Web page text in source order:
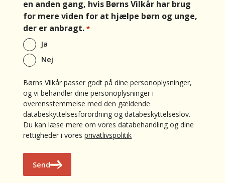
en anden gang, hvis Børns Vilkår har brug
for mere viden for at hjælpe børn og unge,
der er anbragt. *
Ja
Nej
Børns Vilkår passer godt på dine personoplysninger,
og vi behandler dine personoplysninger i
overensstemmelse med den gældende
databeskyttelsesforordning og databeskyttelseslov.
Du kan læse mere om vores databehandling og dine
rettigheder i voresprivatlivspolitik
Send